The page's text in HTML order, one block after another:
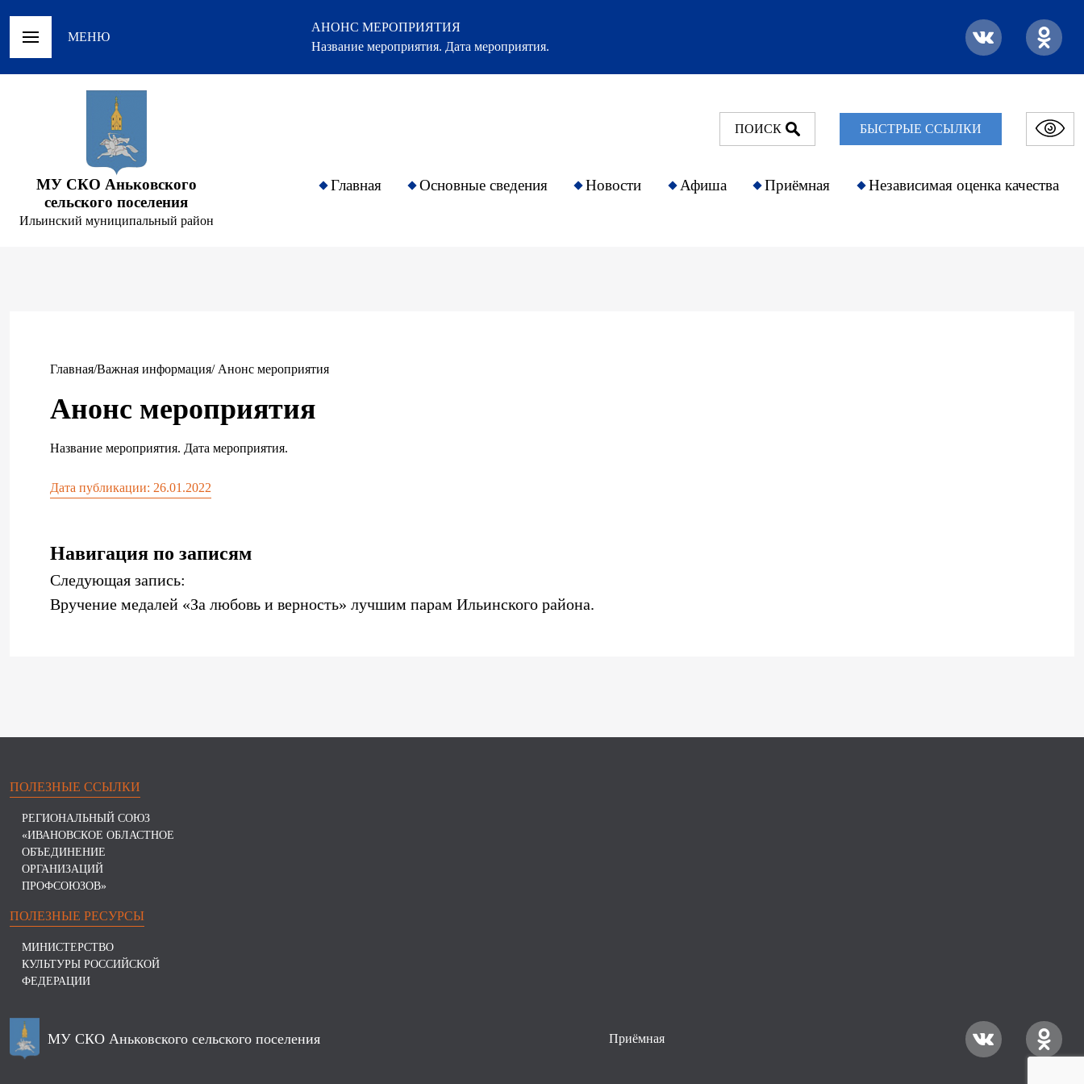
МЕНЮ
АНОНС МЕРОПРИЯТИЯ
Название мероприятия. Дата мероприятия.
МУ СКО Аньковского
сельского поселения
Ильинский муниципальный район
ПОИСК БЫСТРЫЕ ССЫЛКИ
Главная Основные сведения Новости Афиша Приёмная Независимая оценка качества
Главная/Важная информация/ Анонс мероприятия
Анонс мероприятия
Название мероприятия. Дата мероприятия.
Дата публикации: 26.01.2022
Навигация по записям
Следующая запись:
Вручение медалей «За любовь и верность» лучшим парам Ильинского района.
ПОЛЕЗНЫЕ ССЫЛКИ
РЕГИОНАЛЬНЫЙ СОЮЗ
«ИВАНОВСКОЕ ОБЛАСТНОЕ
ОБЪЕДИНЕНИЕ
ОРГАНИЗАЦИЙ
ПРОФСОЮЗОВ»
ПОЛЕЗНЫЕ РЕСУРСЫ
МИНИСТЕРСТВО
КУЛЬТУРЫ РОССИЙСКОЙ
ФЕДЕРАЦИИ
МУ СКО Аньковского сельского поселения Приёмная